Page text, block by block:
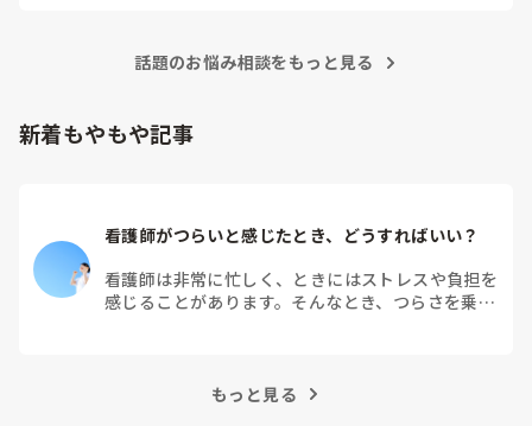
話題のお悩み相談をもっと見る
新着もやもや記事
看護師がつらいと感じたとき、どうすればいい？
看護師は非常に忙しく、ときにはストレスや負担を
感じることがあります。そんなとき、つらさを乗り
もっと見る